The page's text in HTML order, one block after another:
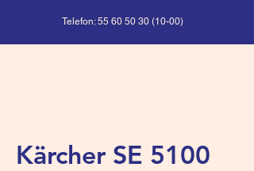
Telefon:55 60 50 30 (10-00)
Kärcher SE 5100